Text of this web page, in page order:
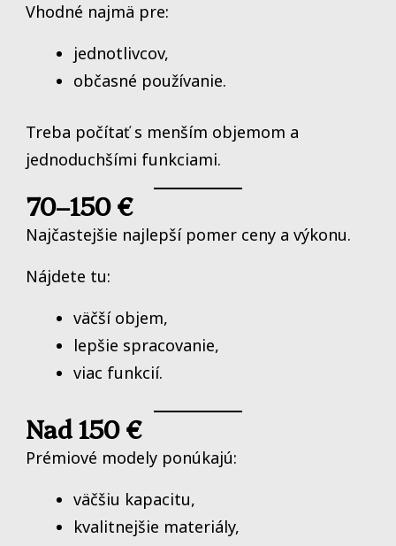
Vhodné najmä pre:
jednotlivcov,
občasné používanie.
Treba počítať s menším objemom a
jednoduchšími funkciami.
70–150 €
Najčastejšie najlepší pomer ceny a výkonu.
Nájdete tu:
väčší objem,
lepšie spracovanie,
viac funkcií.
Nad 150 €
Prémiové modely ponúkajú:
väčšiu kapacitu,
kvalitnejšie materiály,